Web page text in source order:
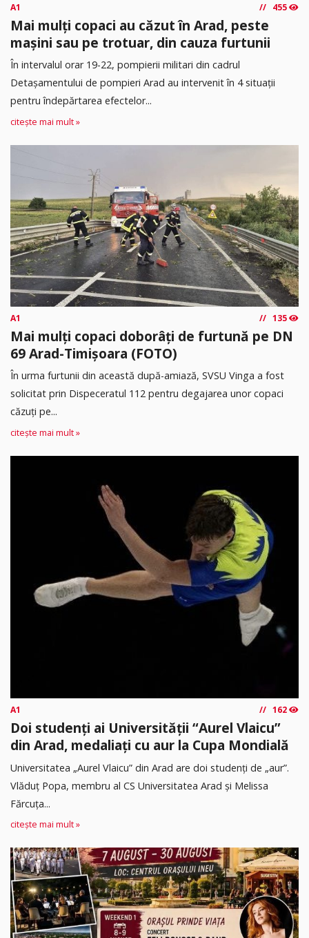
A1 455
Mai mulți copaci au căzut în Arad, peste
mașini sau pe trotuar, din cauza furtunii
În intervalul orar 19-22, pompierii militari din cadrul
Detașamentului de pompieri Arad au intervenit în 4 situații
pentru îndepărtarea efectelor...
citește mai mult »
A1 135
Mai mulți copaci doborâți de furtună pe DN
69 Arad-Timișoara (FOTO)
În urma furtunii din această după-amiază, SVSU Vinga a fost
solicitat prin Dispeceratul 112 pentru degajarea unor copaci
căzuți pe...
citește mai mult »
A1 162
Doi studenți ai Universității “Aurel Vlaicu”
din Arad, medaliați cu aur la Cupa Mondială
Universitatea „Aurel Vlaicu” din Arad are doi studenți de „aur”.
Vlăduț Popa, membru al CS Universitatea Arad și Melissa
Fărcuța...
citește mai mult »